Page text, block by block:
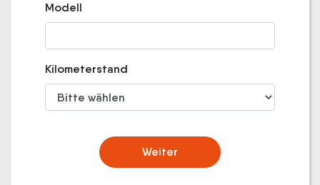
Modell
Kilometerstand
Weiter